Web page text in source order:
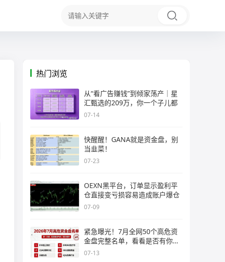
热门浏览
从“看广告赚钱”到倾家荡产｜星
汇甄选的209万，你一个子儿都
07-14
快醒醒！GANA就是资金盘，别
当韭菜！
07-23
OEXN黑平台，订单显示盈利平
仓直接变亏损容易造成账户爆仓
07-09
紧急曝光！7月全网50个高危资
金盘完整名单，看看是否有你正
在
07-13